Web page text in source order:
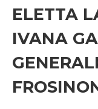
ELETTA
IVANA